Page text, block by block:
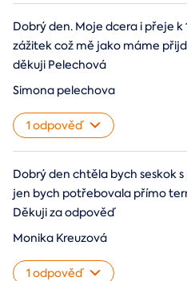
Dobrý den. Moje dcera i přeje
zážitek což mě jako máme
děkuji Pelechová
Simona pelechova
1 odpověď
Dobrý den chtěla bych seskok
jen bych potřebovala přímo
Děkuji za odpověď
Monika Kreuzová
1 odpověď